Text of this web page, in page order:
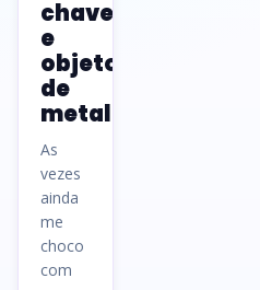
chaves
e
objetos
de
metal
As
vezes
ainda
me
choco
com